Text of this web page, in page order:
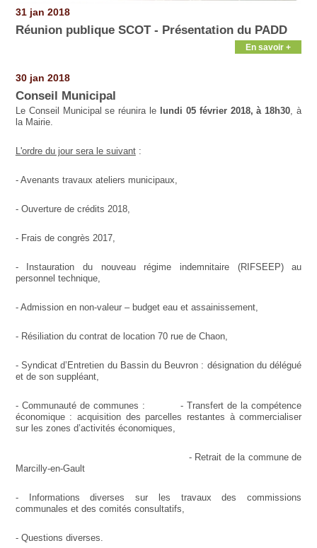
31 jan 2018
Réunion publique SCOT - Présentation du PADD
En savoir +
30 jan 2018
Conseil Municipal
Le Conseil Municipal se réunira le lundi 05 février 2018, à 18h30, à
la Mairie.
L'ordre du jour sera le suivant:
- Avenants travaux ateliers municipaux,
- Ouverture de crédits 2018,
- Frais de congrès 2017,
- Instauration du nouveau régime indemnitaire (RIFSEEP) au
personnel technique,
- Admission en non-valeur – budget eau et assainissement,
- Résiliation du contrat de location 70 rue de Chaon,
- Syndicat d’Entretien du Bassin du Beuvron : désignation du délégué
et de son suppléant,
- Communauté de communes : - Transfert de la compétence
économique : acquisition des parcelles restantes à commercialiser
sur les zones d’activités économiques,
- Retrait de la commune de
Marcilly-en-Gault
- Informations diverses sur les travaux des commissions
communales et des comités consultatifs,
- Questions diverses.